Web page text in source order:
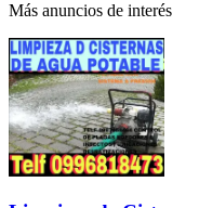
Más anuncios de interés